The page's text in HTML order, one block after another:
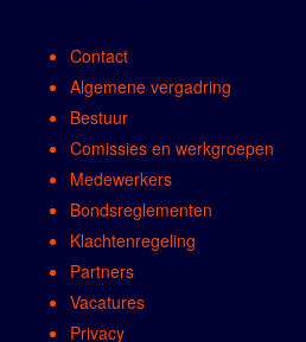
Contact
Algemene vergadring
Bestuur
Comissies en werkgroepen
Medewerkers
Bondsreglementen
Klachtenregeling
Partners
Vacatures
Privacy